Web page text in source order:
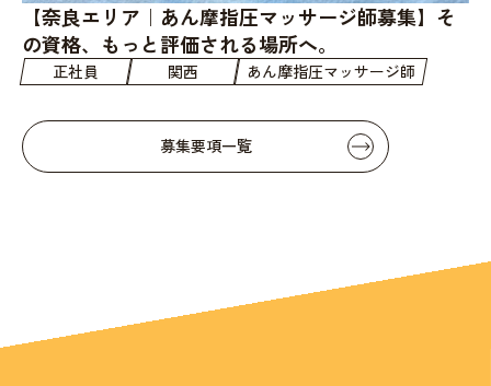
【奈良エリア｜あん摩指圧マッサージ師募集】そ
の資格、もっと評価される場所へ。
正社員 関西 あん摩指圧マッサージ師
募集要項一覧